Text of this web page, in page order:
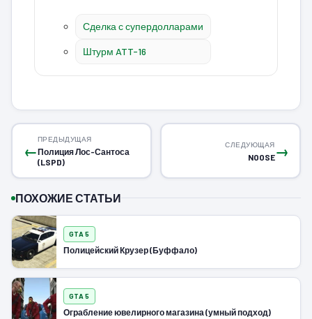
Сделка с супердолларами
Штурм ATT-16
←
ПРЕДЫДУЩАЯ
Полиция Лос-Сантоса
(LSPD)
→
СЛЕДУЮЩАЯ
NOOSE
ПОХОЖИЕ СТАТЬИ
GTA 5
Полицейский Крузер (Буффало)
GTA 5
Ограбление ювелирного магазина (умный подход)